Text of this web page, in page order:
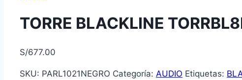
TORRE BLACKLINE
S/677.00
SKU: PARL1021NEGRO Categoría: AUDIO Etiquetas: